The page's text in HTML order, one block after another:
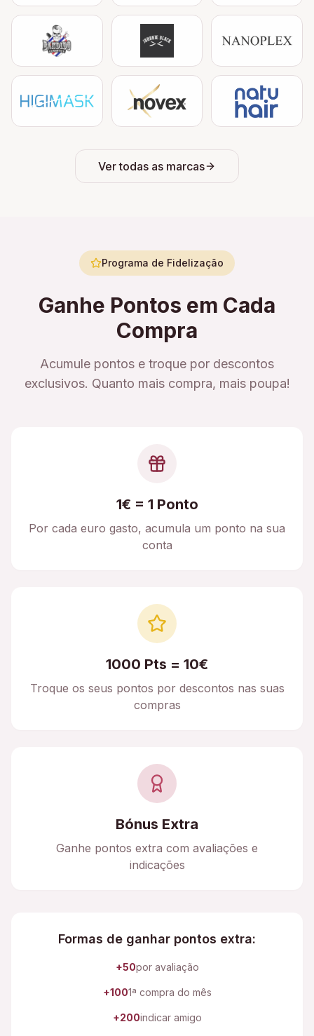
Ver todas as marcas
Programa de Fidelização
Ganhe Pontos em Cada
Compra
Acumule pontos e troque por descontos
exclusivos. Quanto mais compra, mais poupa!
1€ = 1 Ponto
Por cada euro gasto, acumula um ponto na sua
conta
1000 Pts = 10€
Troque os seus pontos por descontos nas suas
compras
Bónus Extra
Ganhe pontos extra com avaliações e
indicações
Formas de ganhar pontos extra:
+50por avaliação
+1001ª compra do mês
+200indicar amigo